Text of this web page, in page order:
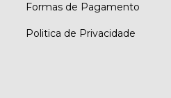
Formas de Pagamento
Politica de Privacidade